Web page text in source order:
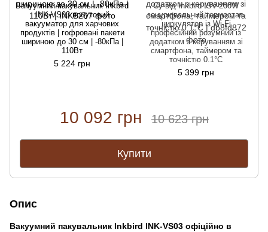
Вакуумний пакувальник Inkbird
INK-VS03 побутовий
вакууматор для харчових
продуктів | гофровані пакети
шириною до 30 см | -80кПа |
110Вт
5 224 грн
Су-від Inkbird ISV-200W
занурювальний термостат-
циркулятор із Wi-Fi
професійний розумний із
додатком з керуванням зі
смартфона, таймером та
точністю 0.1°C
5 399 грн
10 092 грн 10 623 грн
Купити
Опис
Вакуумний пакувальник Inkbird INK-VS03 офіційно в